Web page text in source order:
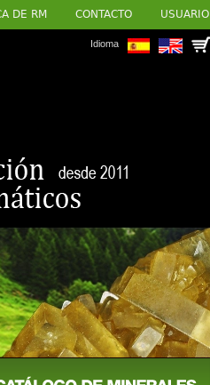
DE RM CONTACTO USUARIO
Idioma